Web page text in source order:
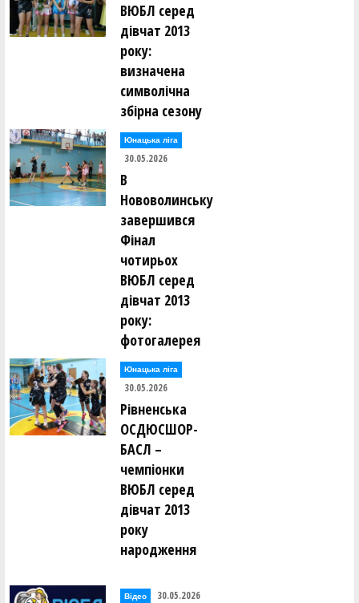
ВЮБЛ серед
дівчат 2013
року:
визначена
символічна
збірна сезону
Юнацька ліга
30.05.2026
В
Нововолинську
завершився
Фінал
чотирьох
ВЮБЛ серед
дівчат 2013
року:
фотогалерея
Юнацька ліга
30.05.2026
Рівненська
ОСДЮСШОР-
БАСЛ –
чемпіонки
ВЮБЛ серед
дівчат 2013
року
народження
Відео 30.05.2026